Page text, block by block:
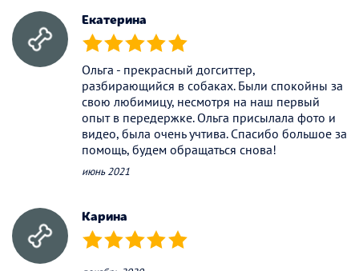
Екатерина
(*) (*) (*) (*) (*)
Ольга - прекрасный догситтер,
разбирающийся в собаках. Были спокойны за
свою любимицу, несмотря на наш первый
опыт в передержке. Ольга присылала фото и
видео, была очень учтива. Спасибо большое за
помощь, будем обращаться снова!
июнь 2021
Карина
(*) (*) (*) (*) (*)